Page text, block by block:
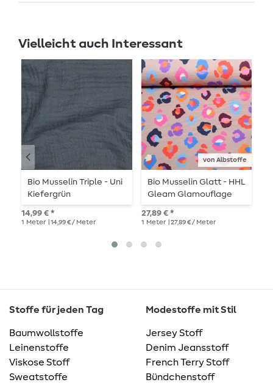
Vielleicht auch Interessant
Bio Musselin Triple - Uni
Kiefergrün
14,99 € *
1 Meter | 14,99 € / Meter
von Albstoffe
Bio Musselin Glatt - HHL
Gleam Glamouflage
Sand
27,89 € *
1 Meter | 27,89 € / Meter
Stoffe für jeden Tag
Baumwollstoffe
Leinenstoffe
Viskose Stoff
Sweatstoffe
Modestoffe mit Stil
Jersey Stoff
Denim Jeansstoff
French Terry Stoff
Bündchenstoff